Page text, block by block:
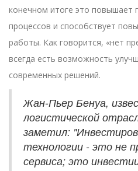
конечном итоге это повышает
процессов и способствует
работы. Как говорится, «нет
всегда есть возможность
современных решений.
Жан-Пьер Бенуа,
логистической
заметил:
технологии - это не
сервиса; это